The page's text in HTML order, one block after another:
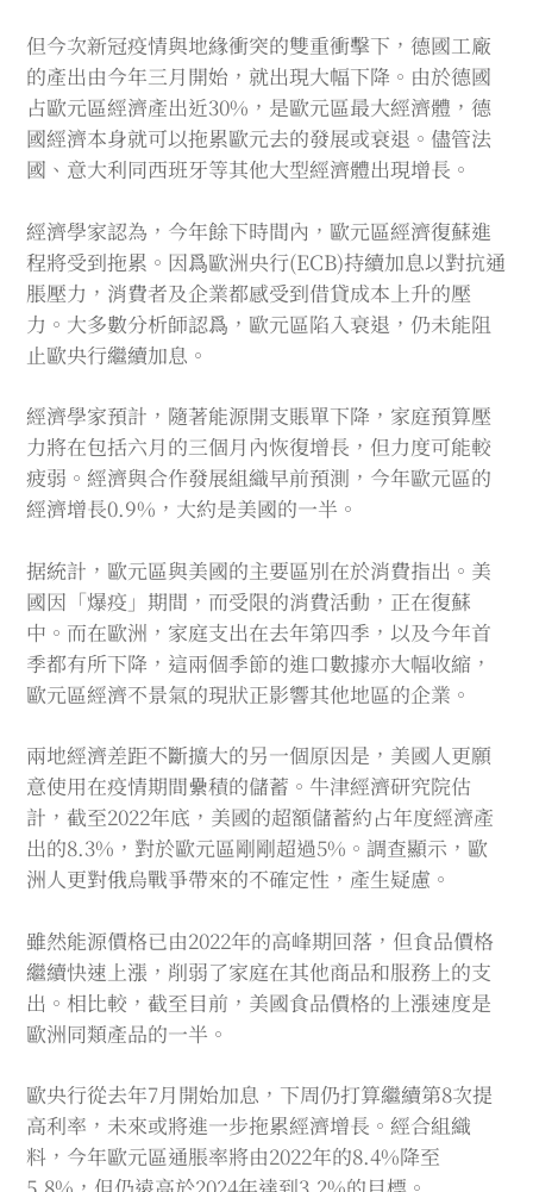
但今次新冠疫情與地緣衝突的雙重衝擊下，德國工廠
的產出由今年三月開始，就出現大幅下降。由於德國
占歐元區經濟產出近30%，是歐元區最大經濟體，德
國經濟本身就可以拖累歐元去的發展或衰退。儘管法
國、意大利同西班牙等其他大型經濟體出現增長。
經濟學家認為，今年餘下時間內，歐元區經濟復蘇進
程將受到拖累。因爲歐洲央行(ECB)持續加息以對抗通
脹壓力，消費者及企業都感受到借貸成本上升的壓
力。大多數分析師認爲，歐元區陷入衰退，仍未能阻
止歐央行繼續加息。
經濟學家預計，隨著能源開支賬單下降，家庭預算壓
力將在包括六月的三個月內恢復增長，但力度可能較
疲弱。經濟與合作發展組織早前預測，今年歐元區的
經濟增長0.9%，大約是美國的一半。
据統計，歐元區與美國的主要區別在於消費指出。美
國因「爆疫」期間，而受限的消費活動，正在復蘇
中。而在歐洲，家庭支出在去年第四季，以及今年首
季都有所下降，這兩個季節的進口數據亦大幅收縮，
歐元區經濟不景氣的現狀正影響其他地區的企業。
兩地經濟差距不斷擴大的另一個原因是，美國人更願
意使用在疫情期間纍積的儲蓄。牛津經濟研究院估
計，截至2022年底，美國的超額儲蓄約占年度經濟產
出的8.3%，對於歐元區剛剛超過5%。調查顯示，歐
洲人更對俄烏戰爭帶來的不確定性，產生疑慮。
雖然能源價格已由2022年的高峰期回落，但食品價格
繼續快速上漲，削弱了家庭在其他商品和服務上的支
出。相比較，截至目前，美國食品價格的上漲速度是
歐洲同類產品的一半。
歐央行從去年7月開始加息，下周仍打算繼續第8次提
高利率，未來或將進一步拖累經濟增長。經合組織
料，今年歐元區通脹率將由2022年的8.4%降至